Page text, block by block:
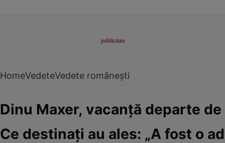
HomeVedeteVedete românești
Dinu Maxer, vacanță departe
Ce destinați au ales: „A fost o